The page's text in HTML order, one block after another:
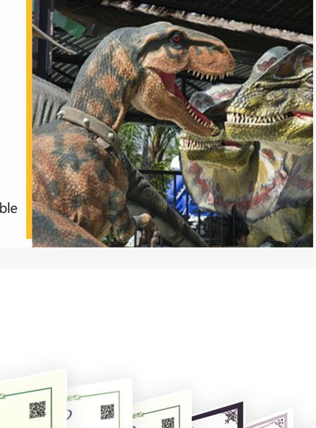
parque de atracciones
pelicula, televisión y escenario
alrededor del centro comercial
Área Escénica
Parque